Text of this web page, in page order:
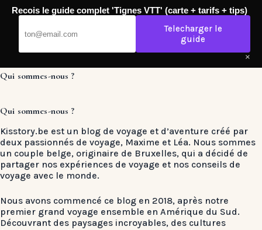
Passer
Qui sommes-nous ?
Qui sommes-nous ?
Kisstory.be est un blog de voyage et d’aventure créé par
deux passionnés de voyage, Maxime et Léa. Nous sommes
un couple belge, originaire de Bruxelles, qui a décidé de
partager nos expériences de voyage et nos conseils de
voyage avec le monde.
Nous avons commencé ce blog en 2018, après notre
premier grand voyage ensemble en Amérique du Sud.
Découvrant des paysages incroyables, des cultures
Recois le guide complet 'Tignes VTT' (carte + tarifs + tips)
Telecharger le
guide
×